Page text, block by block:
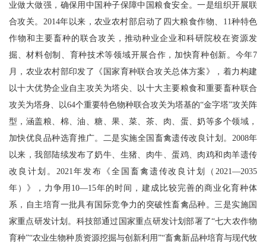
业做大做强，确保用中国种子保障中国粮食安全。一是组织开展联
合攻关。2014年以来，农业农村部启动了四大粮食作物、11种特色
作物和主要畜种的联合攻关，推动种业企业和科研院校在资源发
掘、材料创制、育种技术等领域开展合作，加快育种创新。今年7
月，农业农村部印发了《国家育种联合攻关总体方案》，着力构建
以十大优势企业自主攻关为塔尖、以十大主要粮食和重要畜种联合
攻关为塔身、以64个重要特色物种联合攻关为塔基的“金字塔”攻关阵
型，涵盖粮、棉、油、糖、果、菜、茶、肉、蛋、奶等多个领域，
加快优良品种选育推广。二是实施全国畜禽遗传改良计划。2008年
以来，我部陆续发布了奶牛、生猪、肉牛、蛋鸡、肉鸡和肉羊遗传
改良计划。2021年发布《全国畜禽遗传改良计划（2021—2035
年）》，力争用10—15年的时间，建成比较完善的商业化育种体
系，自主培育一批具有国际竞争力的突破性畜禽品种。三是实施国
家重点研发计划。科技部通过国家重点研发计划部署了“七大农作物
育种”“农业生物种质资源挖掘与创新利用”“畜禽新品种培育与现代牧